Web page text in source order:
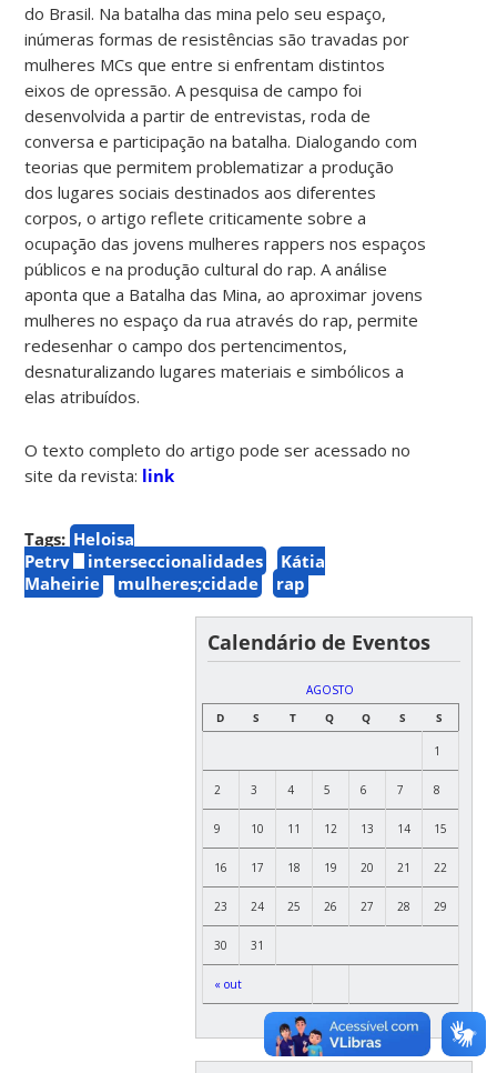
do Brasil. Na batalha das mina pelo seu espaço,
inúmeras formas de resistências são travadas por
mulheres MCs que entre si enfrentam distintos
eixos de opressão. A pesquisa de campo foi
desenvolvida a partir de entrevistas, roda de
conversa e participação na batalha. Dialogando com
teorias que permitem problematizar a produção
dos lugares sociais destinados aos diferentes
corpos, o artigo reflete criticamente sobre a
ocupação das jovens mulheres rappers nos espaços
públicos e na produção cultural do rap. A análise
aponta que a Batalha das Mina, ao aproximar jovens
mulheres no espaço da rua através do rap, permite
redesenhar o campo dos pertencimentos,
desnaturalizando lugares materiais e simbólicos a
elas atribuídos.
O texto completo do artigo pode ser acessado no
site da revista: link
Tags: Heloisa
Petry
interseccionalidades
Kátia
Maheirie
mulheres;cidade rap
Calendário de Eventos
AGOSTO
D
S T Q Q S S
« out
1
2 3 4 5 6 7 8
9 10 11 12 13 14 15
16 17 18 19 20 21 22
23 24 25 26 27 28 29
30 31